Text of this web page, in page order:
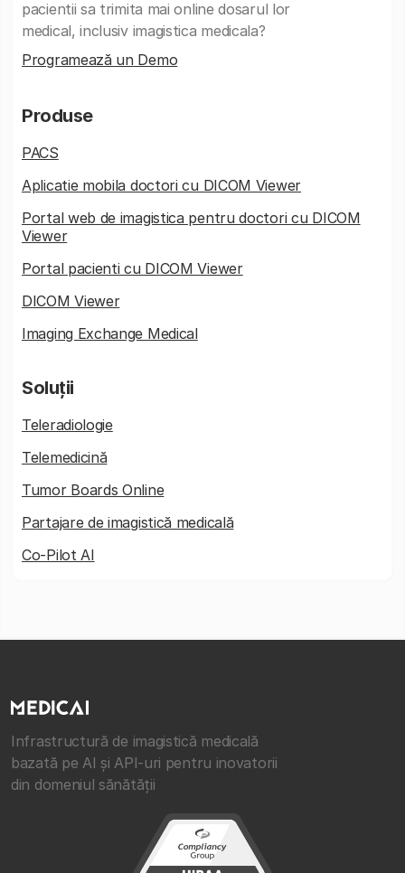
pacientii sa trimita mai online dosarul lor
medical, inclusiv imagistica medicala?
Programează un Demo
Produse
PACS
Aplicatie mobila doctori cu DICOM Viewer
Portal web de imagistica pentru doctori cu DICOM
Viewer
Portal pacienti cu DICOM Viewer
DICOM Viewer
Imaging Exchange Medical
Soluții
Teleradiologie
Telemedicină
Tumor Boards Online
Partajare de imagistică medicală
Co-Pilot AI
Infrastructură de imagistică medicală
bazată pe AI și API-uri pentru inovatorii
din domeniul sănătății